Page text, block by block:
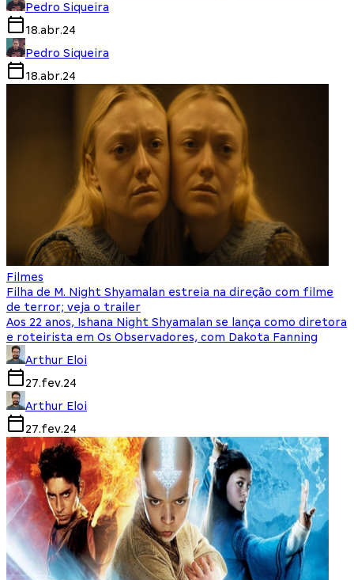
Pedro Siqueira
18.abr.24
Pedro Siqueira
18.abr.24
Filmes
Filha de M. Night Shyamalan estreia na direção com filme
de terror; veja o trailer
Aos 22 anos, Ishana Night Shyamalan se lança como diretora
e roteirista em Os Observadores, com Dakota Fanning
Arthur Eloi
27.fev.24
Arthur Eloi
27.fev.24